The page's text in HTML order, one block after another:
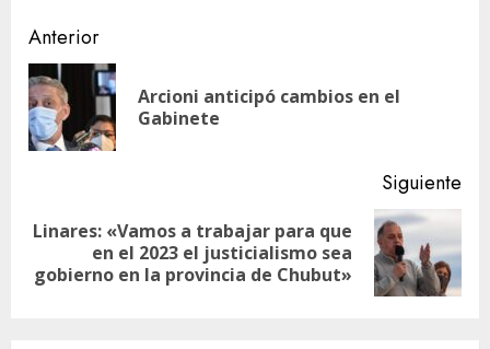
Navegación
de
entradas
Anterior
Arcioni anticipó cambios en el
Gabinete
Siguiente
Siguiente
entrada:
Linares: «Vamos a trabajar para que
en el 2023 el justicialismo sea
gobierno en la provincia de Chubut»